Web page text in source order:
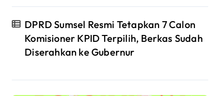
DPRD Sumsel Resmi Tetapkan 7 Calon
Komisioner KPID Terpilih, Berkas Sudah
Diserahkan ke Gubernur